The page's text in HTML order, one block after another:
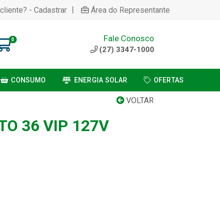
- Cadastrar | Área do Representante
0 Fale Conosco
(27) 3347-1000
CONSUMO ENERGIA SOLAR OFERTAS
VOLTAR
36 VIP 127V